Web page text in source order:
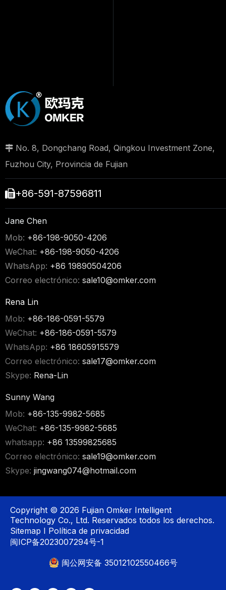
 No. 8, Dongchang Road, Qingkou Investment Zone,
Fuzhou City, Provincia de Fujian
+86-591-87596811
Jane Chen
Mob: +86-198-9050-4206
WeChat: +86-198-9050-4206
WhatsApp: +86 19890504206
Correo electrónico: sale10@omker.com
Rena Lin
Mob: +86-186-0591-5579
WeChat: +86-186-0591-5579
WhatsApp: +86 18605915579
Correo electrónico: sale17@omker.com
Skype: Rena-Lin
Sunny Wang
Mob: +86-135-9982-5685
WeChat: +86-135-9982-5685
whatsapp: +86 13599825685
Correo electrónico: sale19@omker.com
Skype: jingwang074@hotmail.com
Copyright © 2026 Fujian Omker Intelligent
Technology Co., Ltd. Reservados todos los derechos.
Sitemap I Política de privacidad
闽ICP备2023007294号-1
闽公网安备 35012102550466号